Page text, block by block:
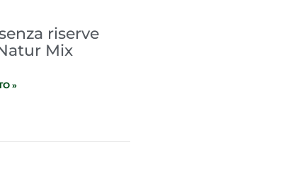
riserve
Mix
»